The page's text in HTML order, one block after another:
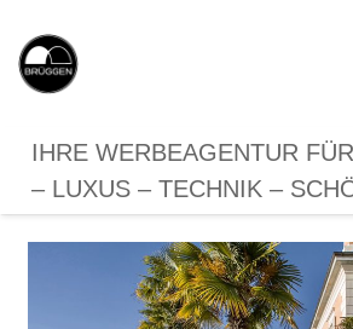
IHRE WERBEAGENTUR
– LUXUS – TECHNIK –